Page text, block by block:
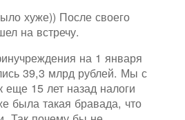
хуже)) После своего
на встречу.
на 1 января
39,3 млрд рублей. Мы с
15 лет назад налоги
была такая бравада, что